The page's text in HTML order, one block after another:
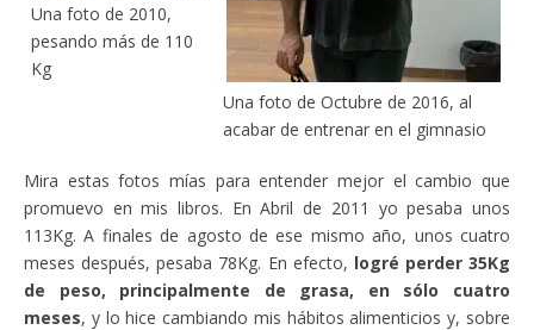
Una foto de 2010,
pesando más de 110
Kg
Una foto de Octubre de 2016, al
acabar de entrenar en el gimnasio
Mira estas fotos mías para entender mejor el cambio que
promuevo en mis libros. En Abril de 2011 yo pesaba unos
113Kg. A finales de agosto de ese mismo año, unos cuatro
meses después, pesaba 78Kg. En efecto, logré perder 35Kg
de peso, principalmente de grasa, en sólo cuatro
meses, y lo hice cambiando mis hábitos alimenticios y, sobre